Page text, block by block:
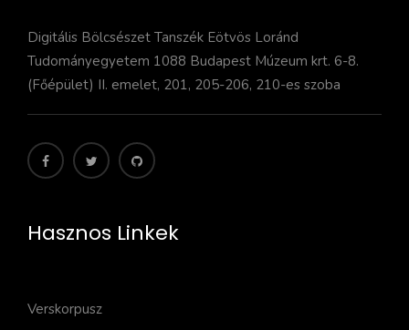
Digitális Bölcsészet Tanszék Eötvös Loránd
Tudományegyetem 1088 Budapest Múzeum krt. 6-8.
(Főépület) II. emelet, 201, 205-206, 210-es szoba
Hasznos Linkek
Verskorpusz